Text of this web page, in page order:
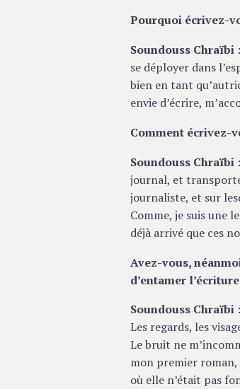
Pourquoi écrivez-
Soundouss Chraïbi :
se déployer dans
bien en tant
envie d’écrire,
Comment écrivez-
Soundouss Chraïbi :
journal, et
journaliste, et sur
Comme, je suis une
déjà arrivé que ces
Avez-vous,
d’entamer
Soundouss Chraïbi :
Les regards, les
Le bruit ne
mon premier roman,
où elle n’était pas